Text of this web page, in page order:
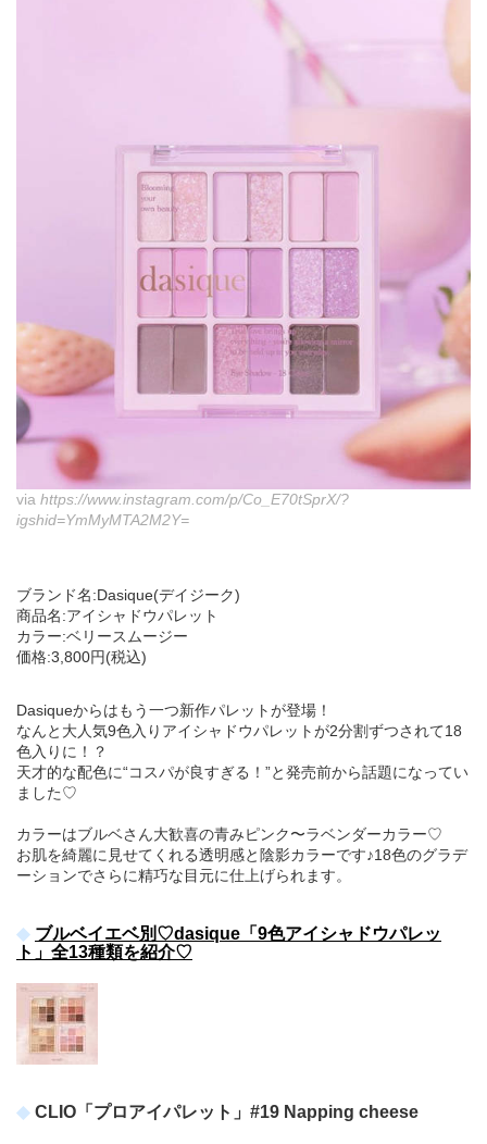
via https://www.instagram.com/p/Co_E70tSprX/?
igshid=YmMyMTA2M2Y=
ブランド名:Dasique(デイジーク)
商品名:アイシャドウパレット
カラー:ベリースムージー
価格:3,800円(税込)
Dasiqueからはもう一つ新作パレットが登場！
なんと大人気9色入りアイシャドウパレットが2分割ずつされて18
色入りに！？
天才的な配色に“コスパが良すぎる！”と発売前から話題になってい
ました♡
カラーはブルベさん大歓喜の青みピンク〜ラベンダーカラー♡
お肌を綺麗に見せてくれる透明感と陰影カラーです♪18色のグラデ
ーションでさらに精巧な目元に仕上げられます。
ブルベイエベ別♡dasique「9色アイシャドウパレッ
ト」全13種類を紹介♡
CLIO「プロアイパレット」#19 Napping cheese